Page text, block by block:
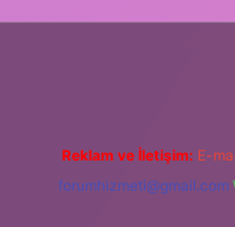
Reklam ve İletişim: E-
forumhizmeti@gmail.com